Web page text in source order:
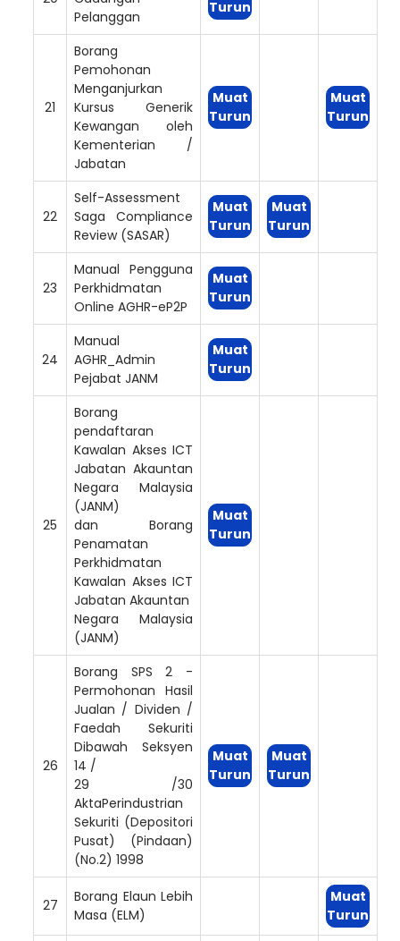
Pelanggan
Turun
21
Borang
Pemohonan
Menganjurkan
Kursus Generik
Kewangan oleh
Kementerian /
Jabatan
Muat
Turun
Muat
Turun
22
Self-Assessment
Saga Compliance
Review (SASAR)
Muat
Turun
Muat
Turun
23
Manual Pengguna
Perkhidmatan
Online AGHR-eP2P
Muat
Turun
24
Manual
AGHR_Admin
Pejabat JANM
Muat
Turun
25
Borang
pendaftaran
Kawalan Akses ICT
Jabatan Akauntan
Negara Malaysia
(JANM)
dan Borang
Penamatan
Perkhidmatan
Kawalan Akses ICT
Jabatan Akauntan
Negara Malaysia
(JANM)
Muat
Turun
26
Borang SPS 2 -
Permohonan Hasil
Jualan / Dividen /
Faedah Sekuriti
Dibawah Seksyen
14 /
29 /30
AktaPerindustrian
Sekuriti (Depositori
Pusat) (Pindaan)
(No.2) 1998
Muat
Turun
Muat
Turun
27
Borang Elaun Lebih
Masa (ELM)
Muat
Turun